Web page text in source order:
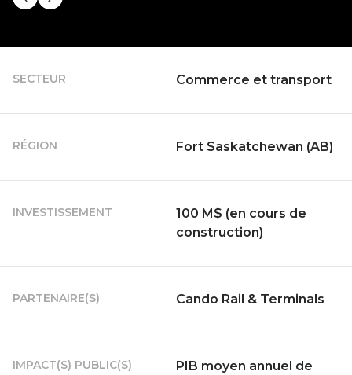
SECTEUR Commerce et transport
RÉGION Fort Saskatchewan (AB)
INVESTISSEMENT
100 M$ (en cours de
construction)
PARTENAIRE(S) Cando Rail & Terminals
IMPACT(S) PUBLIC(S)
PIB moyen annuel de